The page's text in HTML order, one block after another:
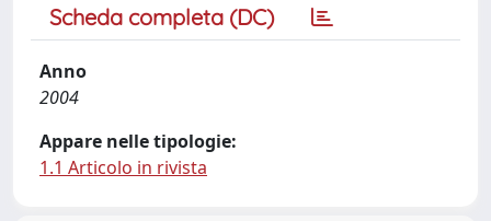
Scheda completa (DC)
Anno
2004
Appare nelle tipologie:
1.1 Articolo in rivista